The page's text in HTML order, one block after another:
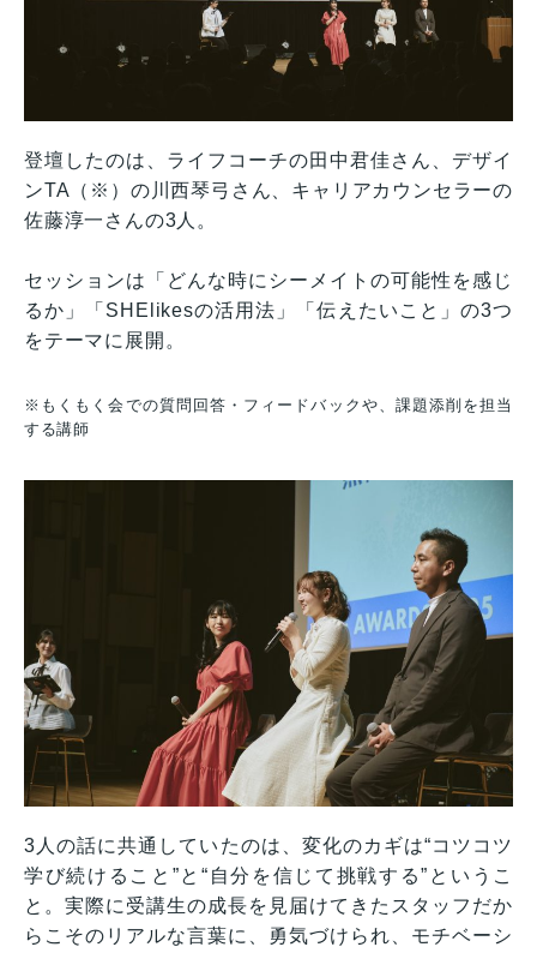
登壇したのは、ライフコーチの田中君佳さん、デザイ
ンTA（※）の川西琴弓さん、キャリアカウンセラーの
佐藤淳一さんの3人。
セッションは「どんな時にシーメイトの可能性を感じ
るか」「SHElikesの活用法」「伝えたいこと」の3つ
をテーマに展開。
※もくもく会での質問回答・フィードバックや、課題添削を担当
する講師
3人の話に共通していたのは、変化のカギは“コツコツ
学び続けること”と“自分を信じて挑戦する”というこ
と。実際に受講生の成長を見届けてきたスタッフだか
らこそのリアルな言葉に、勇気づけられ、モチベーシ